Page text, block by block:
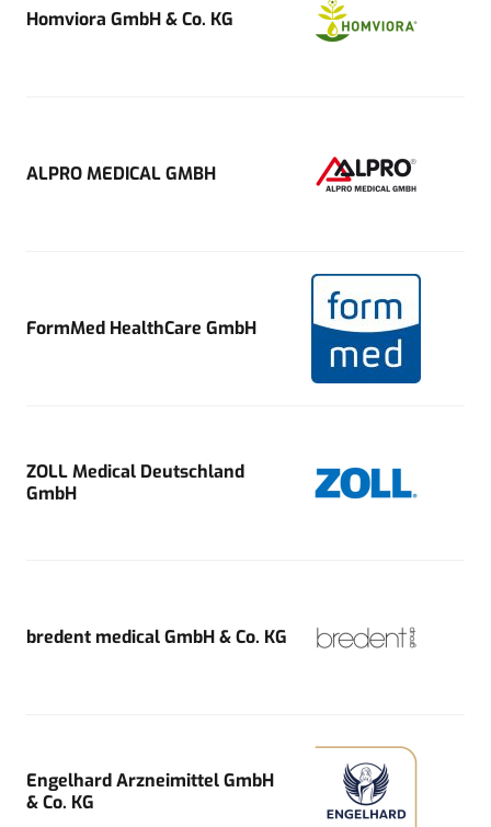
Homviora GmbH & Co. KG
ALPRO MEDICAL GMBH
FormMed HealthCare GmbH
ZOLL Medical Deutschland
GmbH
bredent medical GmbH & Co. KG
Engelhard Arzneimittel GmbH
& Co. KG